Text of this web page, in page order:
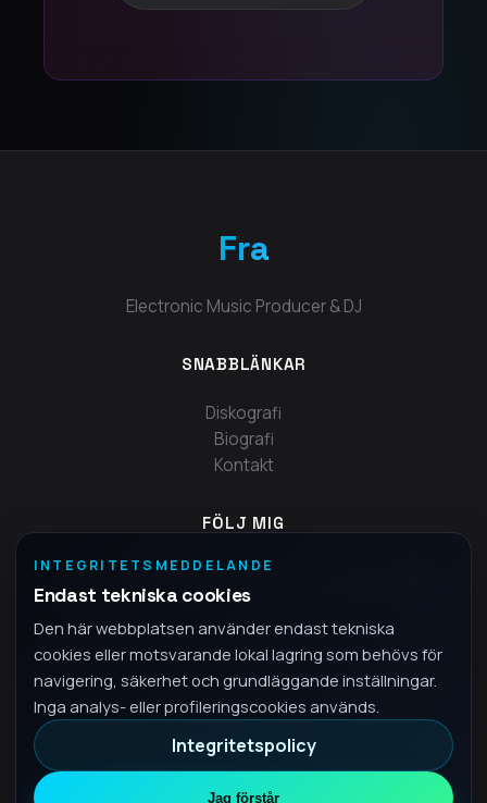
Fra
Electronic Music Producer & DJ
SNABBLÄNKAR
Diskografi
Biografi
Kontakt
FÖLJ MIG
INTEGRITETSMEDDELANDE
Endast tekniska cookies
Den här webbplatsen använder endast tekniska
cookies eller motsvarande lokal lagring som behövs för
navigering, säkerhet och grundläggande inställningar.
Inga analys- eller profileringscookies används.
Integritetspolicy
Jag förstår